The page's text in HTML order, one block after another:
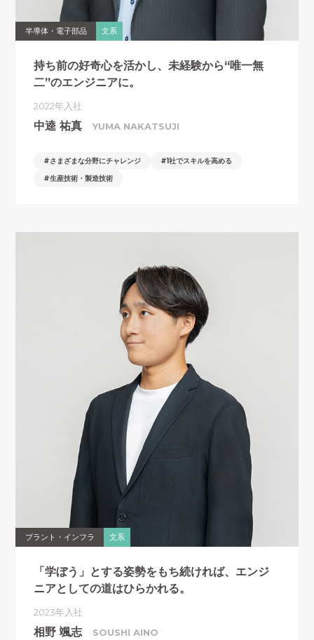
半導体・電子部品 文系
持ち前の好奇心を活かし、未経験から“唯一無
二”のエンジニアに。
2022年入社
中逵 祐真 YUMA NAKATSUJI
さまざまな分野にチャレンジ
1社でスキルを高める
生産技術・製造技術
プラント・インフラ 文系
「学ぼう」とする姿勢をもち続ければ、 エンジ
ニアとしての道はひらかれる。
2023年入社
相野 颯志 SOUSHI AINO